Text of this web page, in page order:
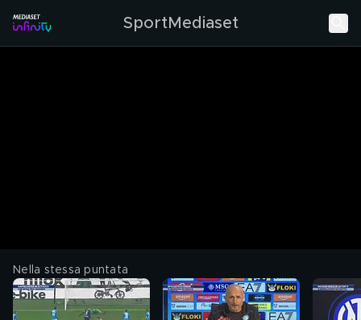
SportMediaset
Nella stessa puntata